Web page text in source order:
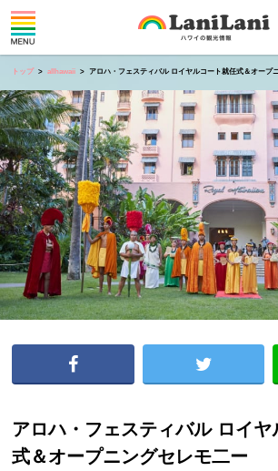
トップ allhawaii アロハ・フェスティバル ロイヤルコート就任式＆オープ
アロハ・フェスティバル ロイ
式＆オープニングセレモ二ー